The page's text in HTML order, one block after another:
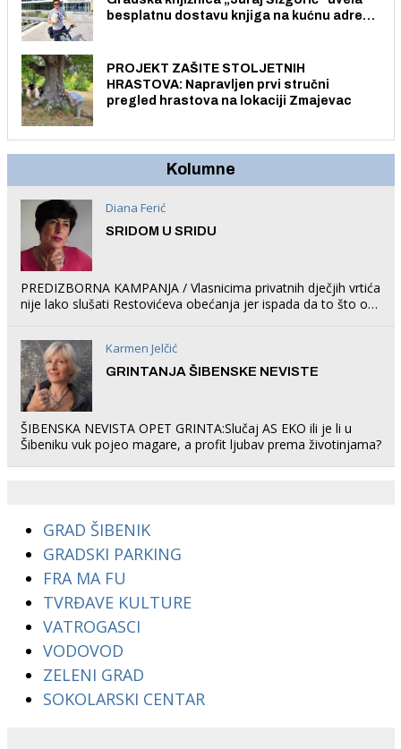
besplatnu dostavu knjiga na kućnu adresu
PROJEKT ZAŠITE STOLJETNIH
HRASTOVA: Napravljen prvi stručni
pregled hrastova na lokaciji Zmajevac
Kolumne
Diana Ferić
SRIDOM U SRIDU
PREDIZBORNA KAMPANJA / Vlasnicima privatnih dječjih vrtića
nije lako slušati Restovićeva obećanja jer ispada da to što oni
Karmen Jelčić
GRINTANJA ŠIBENSKE NEVISTE
ŠIBENSKA NEVISTA OPET GRINTA:Slučaj AS EKO ili je li u
Šibeniku vuk pojeo magare, a profit ljubav prema životinjama?
GRAD ŠIBENIK
GRADSKI PARKING
FRA MA FU
TVRĐAVE KULTURE
VATROGASCI
VODOVOD
ZELENI GRAD
SOKOLARSKI CENTAR